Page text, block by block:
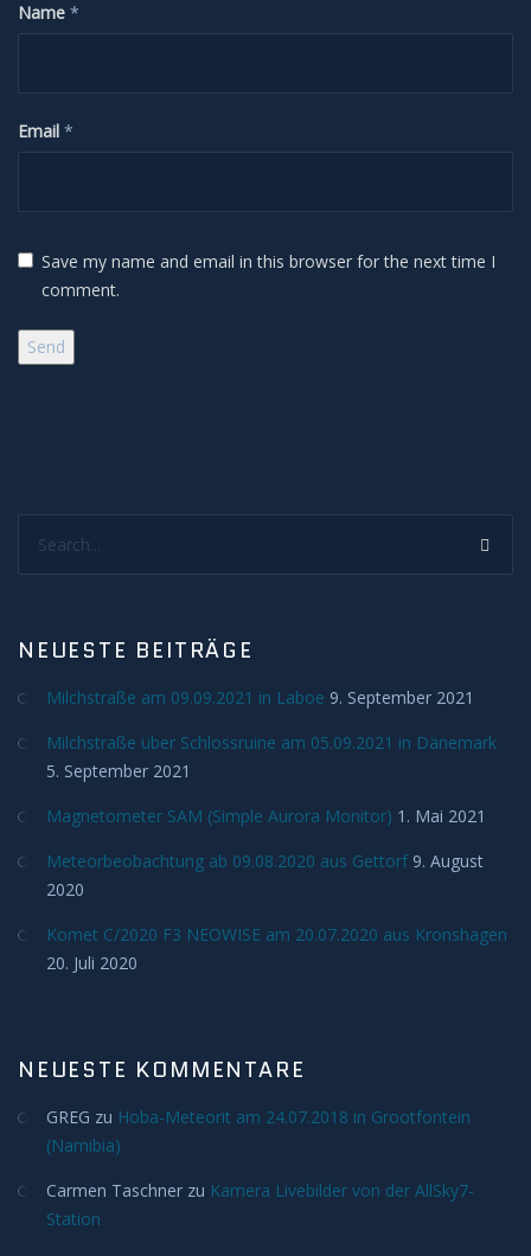
Mond
Planeten
Merkur
Deep Sky
Bedeckungen
Sonnenfinsternis
Name *
Email *
Save my name and email in this browser for the next time I
comment.
NEUESTE BEITRÄGE
Milchstraße am 09.09.2021 in Laboe 9. September 2021
Milchstraße über Schlossruine am 05.09.2021 in Dänemark
5. September 2021
Magnetometer SAM (Simple Aurora Monitor) 1. Mai 2021
Meteorbeobachtung ab 09.08.2020 aus Gettorf 9. August
2020
Komet C/2020 F3 NEOWISE am 20.07.2020 aus Kronshagen
20. Juli 2020
NEUESTE KOMMENTARE
GREG zu Hoba-Meteorit am 24.07.2018 in Grootfontein
(Namibia)
Carmen Taschner zu Kamera Livebilder von der AllSky7-
Station